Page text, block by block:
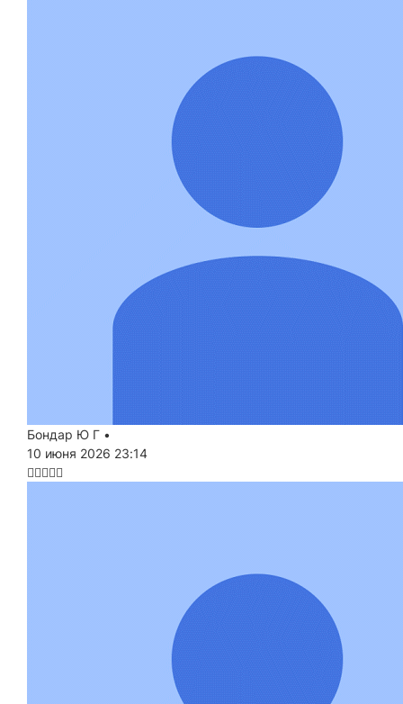
Бондар Ю Г •
10 июня 2026 23:14